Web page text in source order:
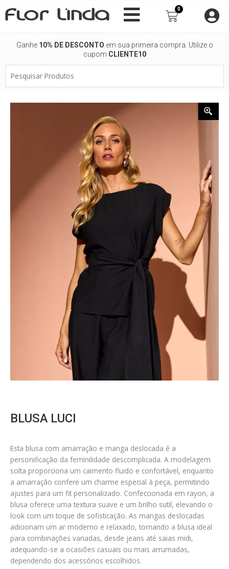
para
0
Carrinho
Ganhe 10% DE DESCONTO em sua primeira compra. Utilize o
cupom CLIENTE10
Produtos
BLUSA LUCI
Esta blusa com amarração e manga deslocada é a
personificação da feminilidade descomplicada. A modelagem
solta proporciona um caimento fluido e confortável, enquanto
a amarração confere um charme especial à peça, permitindo
ajustes para um fit personalizado. Confeccionada em rayon, a
blusa oferece uma textura suave e um brilho sutil, elevando o
look com um toque de sofisticação. As mangas deslocadas
adicionam um ar moderno e relaxado, tornando a blusa ideal
para combinações variadas, desde jeans até saias midi,
adequando-se a ocasiões casuais ou mais arrumadas,
dependendo dos acessórios escolhidos.